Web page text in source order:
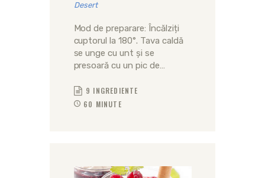
Desert
Mod de preparare: Încălziți
cuptorul la 180°. Tava caldă
se unge cu unt și se
presoară cu un pic de…
9 INGREDIENTE
60 MINUTE